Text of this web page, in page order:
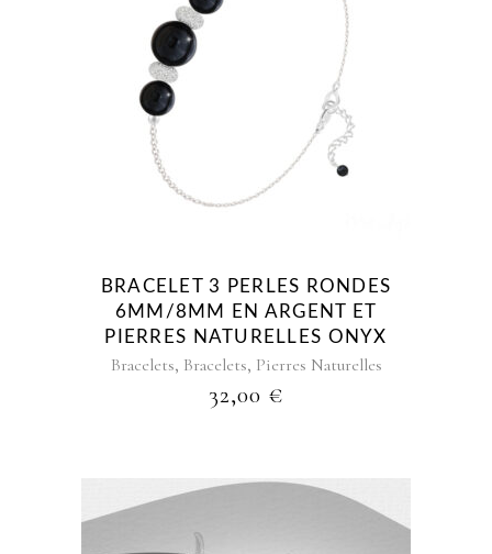
BRACELET 3 PERLES RONDES
6MM/8MM EN ARGENT ET
PIERRES NATURELLES ONYX
Bracelets, Bracelets, Pierres Naturelles
32,00 €